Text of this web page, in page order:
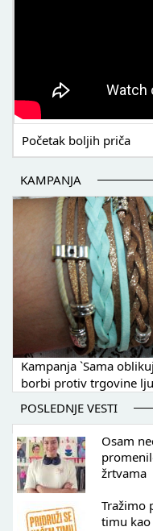
Početak boljih priča
KAMPANJA
Kampanja `Sama
borbi protiv trgovine
POSLEDNJE VESTI
Osam
žrtvama
Tražimo
timu